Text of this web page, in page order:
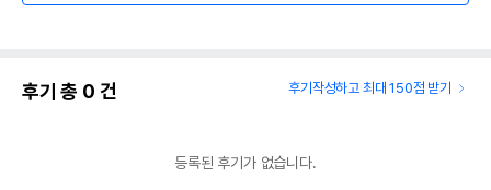
후기 총 0 건 후기작성하고 최대 150점 받기
등록된 후기가 없습니다.